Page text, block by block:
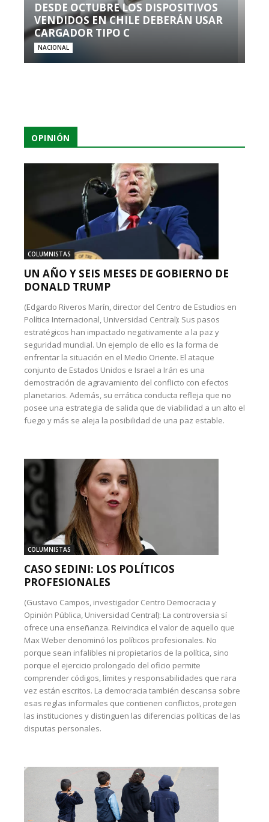
DESDE OCTUBRE LOS DISPOSITIVOS
VENDIDOS EN CHILE DEBERÁN USAR
CARGADOR TIPO C
NACIONAL
OPINIÓN
COLUMNISTAS
UN AÑO Y SEIS MESES DE GOBIERNO DE
DONALD TRUMP
(Edgardo Riveros Marín, director del Centro de Estudios en
Política Internacional, Universidad Central): Sus pasos
estratégicos han impactado negativamente a la paz y
seguridad mundial. Un ejemplo de ello es la forma de
enfrentar la situación en el Medio Oriente. El ataque
conjunto de Estados Unidos e Israel a Irán es una
demostración de agravamiento del conflicto con efectos
planetarios. Además, su errática conducta refleja que no
posee una estrategia de salida que de viabilidad a un alto el
fuego y más se aleja la posibilidad de una paz estable.
COLUMNISTAS
CASO SEDINI: LOS POLÍTICOS
PROFESIONALES
(Gustavo Campos, investigador Centro Democracia y
Opinión Pública, Universidad Central): La controversia sí
ofrece una enseñanza. Reivindica el valor de aquello que
Max Weber denominó los políticos profesionales. No
porque sean infalibles ni propietarios de la política, sino
porque el ejercicio prolongado del oficio permite
comprender códigos, límites y responsabilidades que rara
vez están escritos. La democracia también descansa sobre
esas reglas informales que contienen conflictos, protegen
las instituciones y distinguen las diferencias políticas de las
disputas personales.